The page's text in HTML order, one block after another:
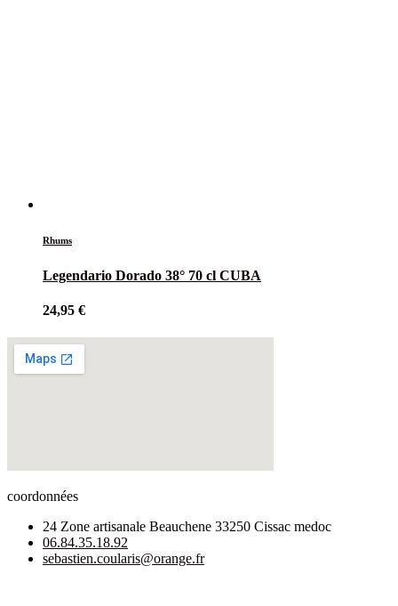
Rhums
Legendario Dorado 38° 70 cl CUBA
24,95 €
coordonnées
24 Zone artisanale Beauchene 33250 Cissac medoc
06.84.35.18.92
sebastien.coularis@orange.fr